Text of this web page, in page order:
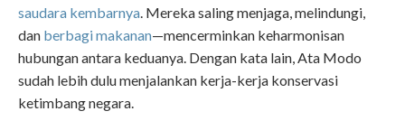
saudara kembarnya. Mereka saling menjaga, melindungi,
dan berbagi makanan—mencerminkan keharmonisan
hubungan antara keduanya. Dengan kata lain, Ata Modo
sudah lebih dulu menjalankan kerja-kerja konservasi
ketimbang negara.